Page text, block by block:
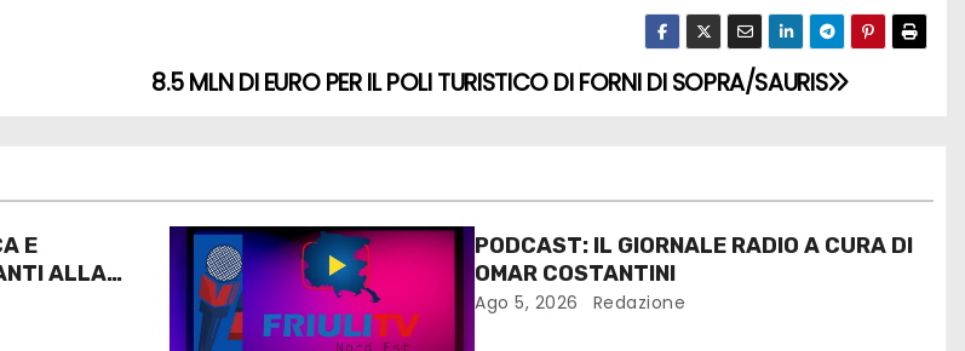
8.5 MLN DI EURO PER IL POLI TURISTICO DI FORNI DI SOPRA/SAURIS
E
ALLA
PODCAST: IL GIORNALE RADIO A CURA DI
OMAR COSTANTINI
Ago 5, 2026 Redazione